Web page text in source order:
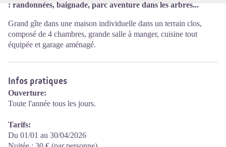
: randonnées, baignade, parc aventure dans les arbres...
Grand gîte dans une maison individuelle dans un terrain clos,
composé de 4 chambres, grande salle à manger, cuisine tout
équipée et garage aménagé.
Infos pratiques
Ouverture:
Toute l'année tous les jours.
Tarifs:
Du 01/01 au 30/04/2026